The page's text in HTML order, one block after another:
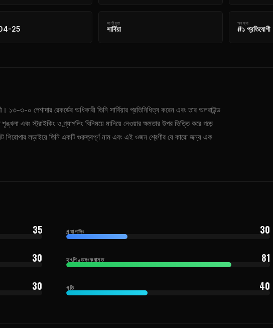
25
জাতীয়তা
সার্বিয়া
অবস্থা
#১ প্রতিযোগী
৩-০ পেশাদার রেকর্ডের অধিকারী তিনি সার্বিয়ার প্রতিনিধিত্ব করেন এবং তার অলরাউন্ড
এবং স্ট্রাইকিং ও গ্র্যাপলিং বিনিময়ে মানিয়ে নেওয়ার ক্ষমতার উপর ভিত্তি করে গড়ে
শিরোপার লড়াইয়ে তিনি একটি গুরুত্বপূর্ণ নাম এবং এই ওজন শ্রেণীর যে কারো জন্য এক
35 গ্র্যাপলিং 30
30 হৃৎপিণ্ডসংক্রান্ত 81
30 গতি 40